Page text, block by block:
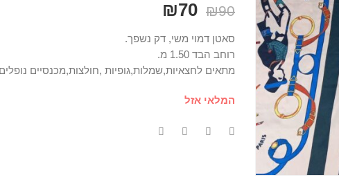
₪90
₪70
סאטן דמוי משי, דק נשפך.
רוחב הבד 1.50 מ.
מתאים לחצאיות,שמלות,גופיות ,חולצות,מכנסיים
המלאי אזל